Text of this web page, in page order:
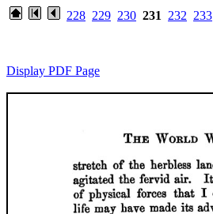
228 229 230 231 232 233
Display PDF Page